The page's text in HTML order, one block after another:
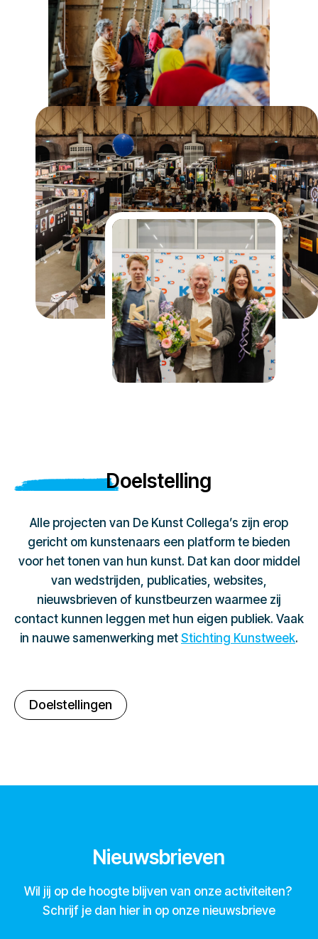
Doelstelling
Alle projecten van De Kunst Collega’s zijn erop
gericht om kunstenaars een platform te bieden
voor het tonen van hun kunst. Dat kan door middel
van wedstrijden, publicaties, websites,
nieuwsbrieven of kunstbeurzen waarmee zij
contact kunnen leggen met hun eigen publiek. Vaak
in nauwe samenwerking met Stichting Kunstweek.
Doelstellingen
Nieuwsbrieven
Wil jij op de hoogte blijven van onze activiteiten?
Schrijf je dan hier in op onze nieuwsbrieve